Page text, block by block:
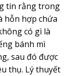
tin rằng trong
hỗn hợp chứa
có gì là
bánh mì
sau đó được
thụ. Lý thuyết